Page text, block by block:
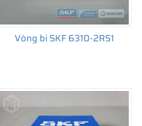
máy có vòng tua cao, làm
Vòng bi SKF 6310-2RS1